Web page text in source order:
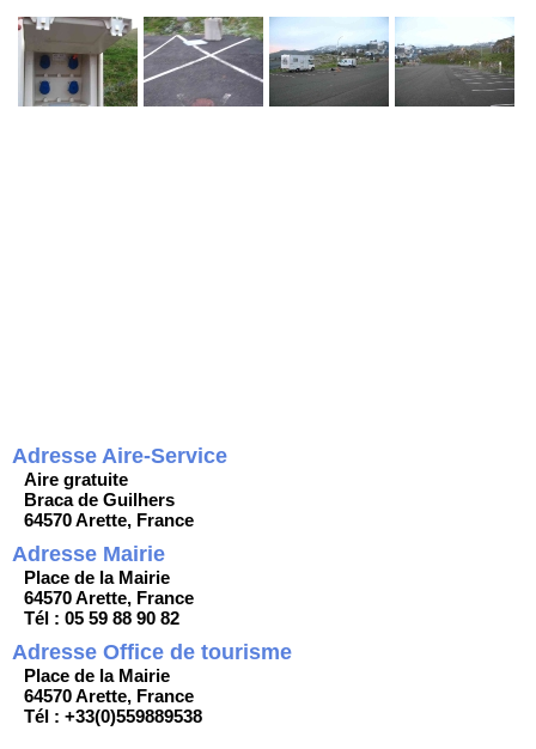
Adresse Aire-Service
Aire gratuite
Braca de Guilhers
64570 Arette, France
Adresse Mairie
Place de la Mairie
64570 Arette, France
Tél : 05 59 88 90 82
Adresse Office de tourisme
Place de la Mairie
64570 Arette, France
Tél : +33(0)559889538